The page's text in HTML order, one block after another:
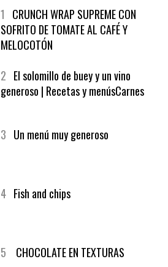
1 CRUNCH WRAP SUPREME CON
SOFRITO DE TOMATE AL CAFÉ Y
MELOCOTÓN
2 El solomillo de buey y un vino
generoso | Recetas y menúsCarnes
3 Un menú muy generoso
4 Fish and chips
5 CHOCOLATE EN TEXTURAS